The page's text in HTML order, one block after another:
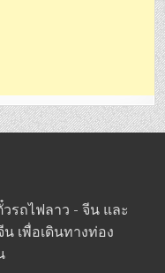
รถไฟลาว - จีน และ
เพื่อเดินทางท่อง